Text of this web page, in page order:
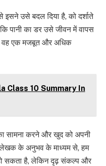
उसे बदल दिया है, को दर्शाते
पानी का डर उसे जीवन में वापस
वह एक मजबूत और अधिक
Class 10 Summary In
सामना करने और खुद को अपनी
के अनुभव के माध्यम से, हम
सकता है, लेकिन दृढ़ संकल्प और